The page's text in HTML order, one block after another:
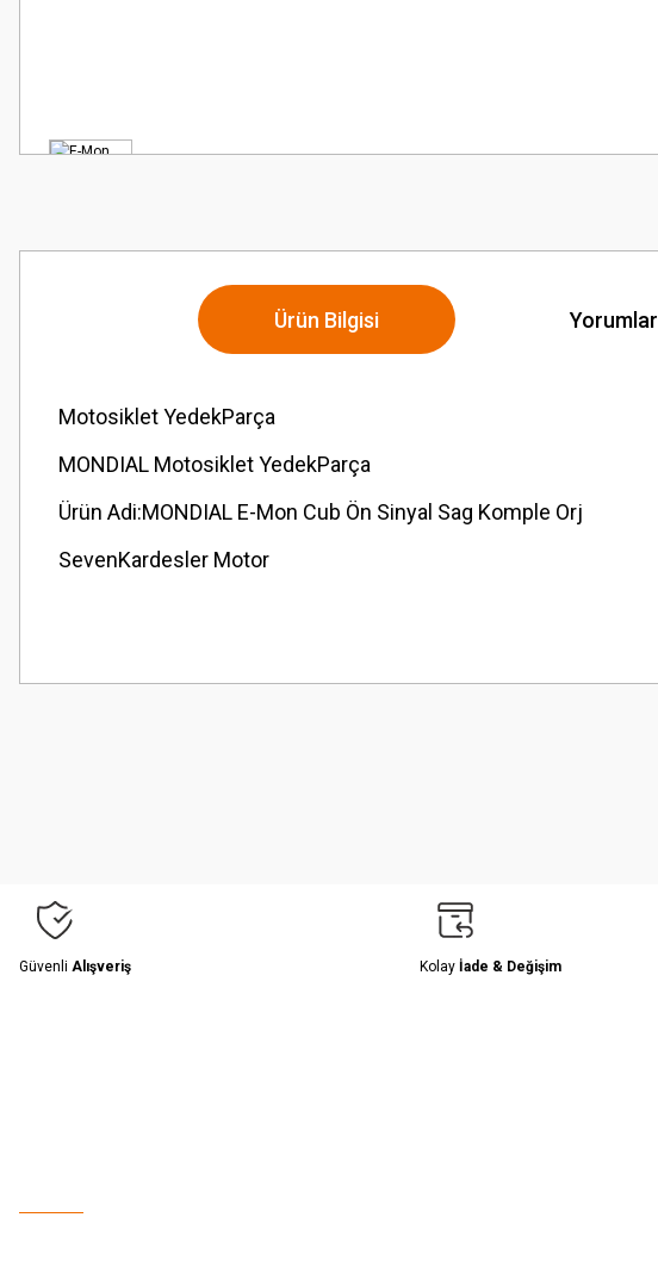
Ürün Bilgisi Yorumlar
Motosiklet YedekParça
MONDIAL Motosiklet YedekParça
Ürün Adi:MONDIAL E-Mon Cub Ön Sinyal Sag Komple Orj
SevenKardesler Motor
Görüş ve önerileriniz için teşekkür ederiz.
Güvenli Alışveriş Kolay İade & Değişim